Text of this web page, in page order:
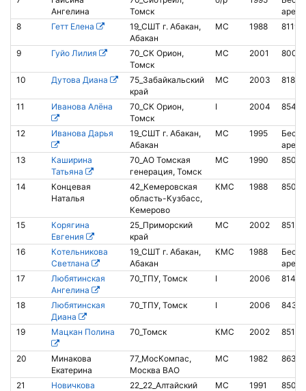
Ангелина
Томск
8
Гетт Елена
19_СШТ г. Абакан,
Абакан
МС 1988
9 Гуйо Лилия
70_СК Орион,
Томск
МС 2001
10 Дутова Диана
75_Забайкальский
край
МС 2003
11 Иванова Алёна
70_СК Орион,
Томск
I 2004
12 Иванова Дарья
19_СШТ г. Абакан,
Абакан
МС 1995
13
Каширина
Татьяна
70_АО Томская
генерация, Томск
МС 1990
14
Концевая
Наталья
42_Кемеровская
область-Кузбасс,
Кемерово
КМС 1988
15
Корягина
Евгения
25_Приморский
край
МС 2002
16
Котельникова
Светлана
19_СШТ г. Абакан,
Абакан
КМС 1988
17
Любятинская
Ангелина
70_ТПУ, Томск I 2006
18
Любятинская
Диана
70_ТПУ, Томск I 2006
19 Мацкан Полина 70_Томск КМС 2002
20
Минакова
Екатерина
77_МосКомпас,
Москва ВАО
МС 1982
21
Новичкова
22_22_Алтайский
МС 1991